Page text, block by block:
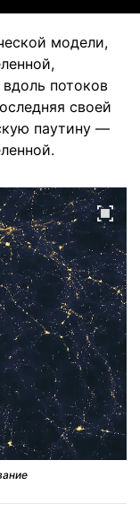
модели,
потоков
своей
паутину —